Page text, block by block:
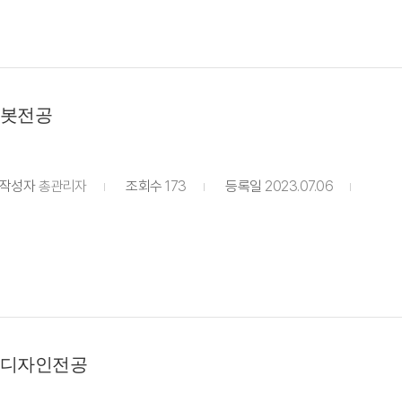
전공
성자총관리자 조회수 173 등록일 2023.07.06
자인전공